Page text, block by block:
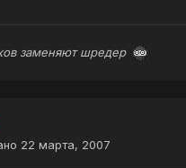
заменяют шредер
22 марта, 2007